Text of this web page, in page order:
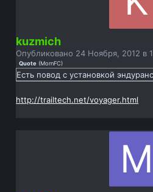
kuzmich
Опубликовано 24 Ноября, 2012 в
Quote (MornFC)
Есть повод с установкой
http://trailtech.net/voyager.html